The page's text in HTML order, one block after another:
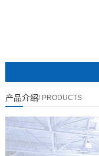
产品介绍/ PRODUCTS